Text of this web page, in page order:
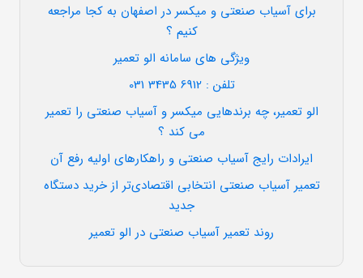
برای آسیاب صنعتی و میکسر در اصفهان به کجا مراجعه
کنیم ؟
ویژگی های سامانه الو تعمیر
تلفن : 6912 3435 031
الو تعمیر، چه برندهایی میکسر و آسیاب صنعتی را تعمیر
می کند ؟
ایرادات رایج آسیاب صنعتی و راهکارهای اولیه رفع آن
تعمیر آسیاب صنعتی انتخابی اقتصادی‌تر از خرید دستگاه
جدید
روند تعمیر آسیاب صنعتی در الو تعمیر